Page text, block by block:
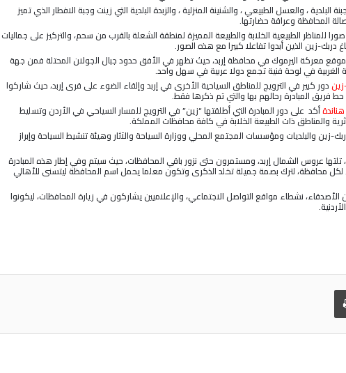
البلدية ، والعسل الطبيعي ، والشنينة المنزلية ، والزبدة البلدية التي زينت وجبة الافطار الذي تميز
المحافظة وعراقة حضارتها.
للمناظر الطبيعية الخلابة والطبيعة المميزة لمنطقة الشعلة بالقرب من سحم، والتركيز على جماليات
زين الذين أبدوا تفاعلا كبيرا مع هذه الصور.
موقع معركة اليرموك في محافظة إربد، حيث تظهر في الأفق حدود جبال الجولان المحتلة فمن جهة
في لوحة فنية تجمع دولا عربية في سهل واحد.
دور كبير في الترويج للمناطق السياحية الأخرى في إربد وإلقاء الضوء على قرى إربد، حيث شاركوا
حط فريق المبادرة رحالهم بها والتي تم ذكرها فقط.
أكد على دور المبادرة التي أطلقتها “زين” في الترويج للمسار السياحي في الأردن وتسليط
والمناطق ذات الطبيعة الخلابة في كافة محافظات المملكة.
زين والبلديات ومؤسسات المجتمع المحلي ووزارة السياحة والآثار وهيئة تنشيط السياحة وإبراز
تلتها عروس الشمال إربد، ومستمرون حتى نزور باقي المحافظات، حيث سيتم وفي إطار هذه المبادرة
محافظة، لترك بصمة جميلة تخلد الذكرى وتكون معلما يحمل اسم المحافظة ليتسنى للأهالي
نشطاء مواقع التواصل الاجتماعي، والإعلاميين يشاركون في زيارة المحافظات، ليكونوا
طباعة